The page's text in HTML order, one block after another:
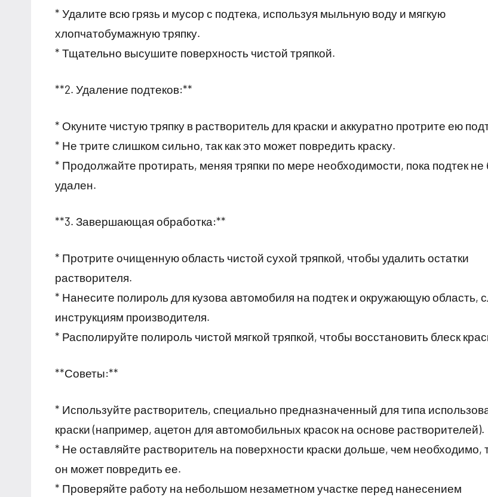
* Удалите всю грязь и мусор с подтека, используя мыльную воду и мягкую
хлопчатобумажную тряпку.
* Тщательно высушите поверхность чистой тряпкой.
**2. Удаление подтеков:**
* Окуните чистую тряпку в растворитель для краски и аккуратно протрите ею
* Не трите слишком сильно, так как это может повредить краску.
* Продолжайте протирать, меняя тряпки по мере необходимости, пока подтек не
удален.
**3. Завершающая обработка:**
* Протрите очищенную область чистой сухой тряпкой, чтобы удалить остатки
растворителя.
* Нанесите полироль для кузова автомобиля на подтек и окружающую область,
инструкциям производителя.
* Располируйте полироль чистой мягкой тряпкой, чтобы восстановить блеск
**Советы:**
* Используйте растворитель, специально предназначенный для типа
краски (например, ацетон для автомобильных красок на основе растворителей).
* Не оставляйте растворитель на поверхности краски дольше, чем необходимо,
он может повредить ее.
* Проверяйте работу на небольшом незаметном участке перед нанесением